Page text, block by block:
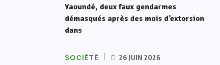
Yaoundé, deux faux gendarmes
démasqués après des mois d’extorsion
dans
SOCIÉTÉ 26 JUIN 2026